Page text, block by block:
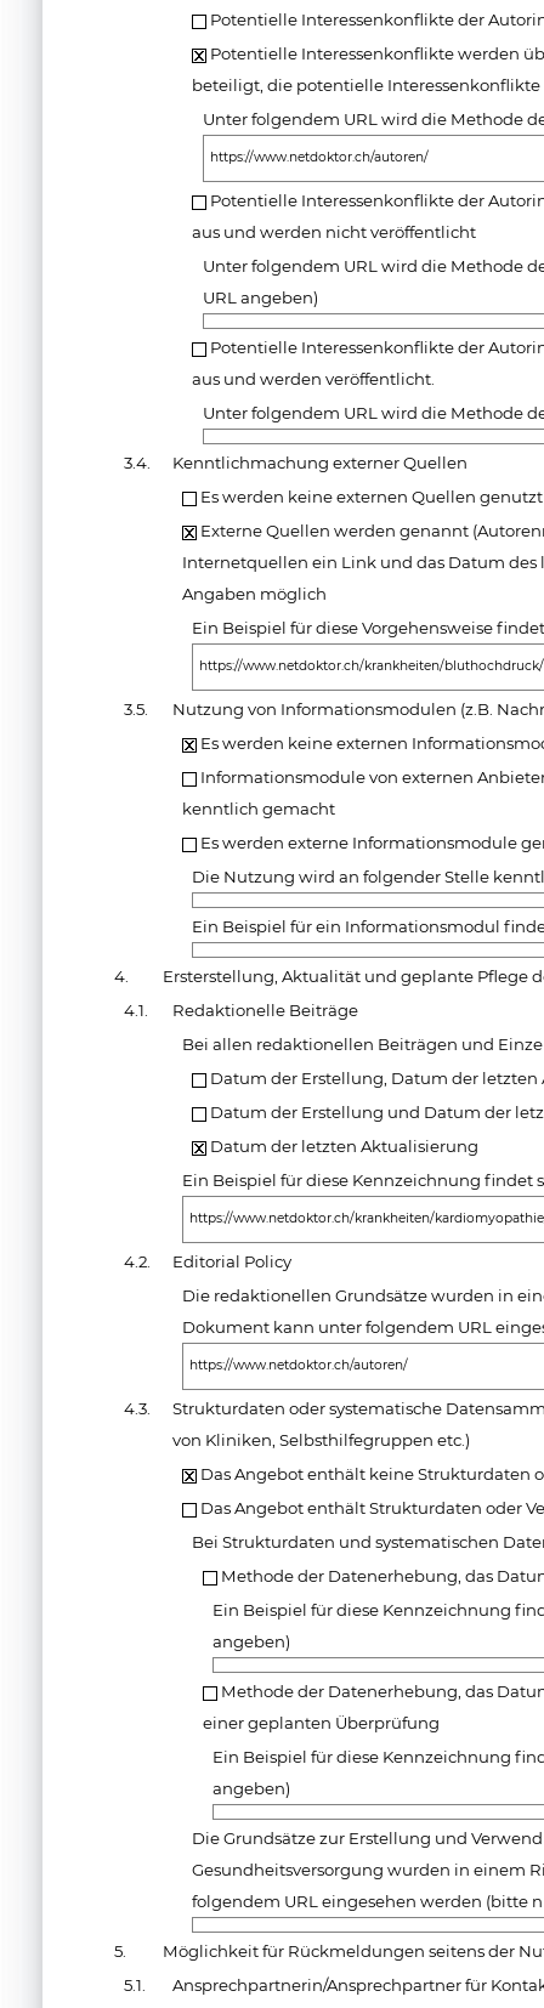
Potentielle Interessenkonflikte der
Potentielle Interessenkonflikte werden
beteiligt, die potentielle Interessenkonflikte
Unter folgendem URL wird die Methode
https://www.netdoktor.ch/autoren/
Potentielle Interessenkonflikte der
aus und werden nicht veröffentlicht
Unter folgendem URL wird die Methode
URL angeben)
Potentielle Interessenkonflikte der
aus und werden veröffentlicht.
Unter folgendem URL wird die Methode
3.4.
Kenntlichmachung externer Quellen
Es werden keine externen Quellen genutzt
Externe Quellen werden genannt
Internetquellen ein Link und das Datum des
Angaben möglich
Ein Beispiel für diese Vorgehensweise
https://www.netdoktor.ch/krankheiten/
3.5.
Nutzung von Informationsmodulen (z.B.
Es werden keine externen
Informationsmodule von externen
kenntlich gemacht
Es werden externe Informationsmodule
Die Nutzung wird an folgender Stelle
Ein Beispiel für ein Informationsmodul
4.
Ersterstellung, Aktualität und geplante Pflege
4.1.
Redaktionelle Beiträge
Bei allen redaktionellen Beiträgen und
Datum der Erstellung, Datum der
Datum der Erstellung und Datum der
Datum der letzten Aktualisierung
Ein Beispiel für diese Kennzeichnung findet
https://www.netdoktor.ch/krankheiten/
4.2.
Editorial Policy
Die redaktionellen Grundsätze wurden in
Dokument kann unter folgendem URL
https://www.netdoktor.ch/autoren/
4.3.
Strukturdaten oder systematische
von Kliniken, Selbsthilfegruppen etc.)
Das Angebot enthält keine Strukturdaten
Das Angebot enthält Strukturdaten oder
Bei Strukturdaten und systematischen
Methode der Datenerhebung, das
Ein Beispiel für diese Kennzeichnung
angeben)
Methode der Datenerhebung, das
einer geplanten Überprüfung
Ein Beispiel für diese Kennzeichnung
angeben)
Die Grundsätze zur Erstellung und
Gesundheitsversorgung wurden in einem
folgendem URL eingesehen werden (bitte
5.
Möglichkeit für Rückmeldungen seitens der
5.1.
Ansprechpartnerin/Ansprechpartner für